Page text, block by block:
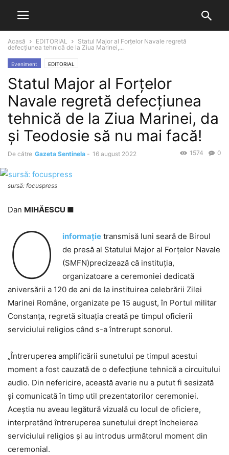
Acasă EDITORIAL
Statul Major al Forțelor Navale regretă
defecţiunea tehnică de la Ziua Marinei,...
Eveniment EDITORIAL
Statul Major al Forțelor
Navale regretă defecţiunea
tehnică de la Ziua Marinei, da
şi Teodosie să nu mai facă!
De către Gazeta Sentinela - 16 august 2022 0
1574
sursă: focuspress
Dan MIHĂESCU ■
O informaţietransmisă luni seară de Biroul
de presă al Statului Major al Forţelor Navale
(SMFN)precizează că instituţia,
organizatoare a ceremoniei dedicată
aniversării a 120 de ani de la instituirea celebrării Zilei
Marinei Române, organizate pe 15 august, în Portul militar
Constanța, regretă situația creată pe timpul oficierii
serviciului religios când s-a întrerupt sonorul.
„Întreruperea amplificării sunetului pe timpul acestui
moment a fost cauzată de o defecțiune tehnică a circuitului
audio. Din nefericire, această avarie nu a putut fi sesizată
și comunicată în timp util prezentatorilor ceremoniei.
Aceștia nu aveau legătură vizuală cu locul de oficiere,
interpretând întreruperea sunetului drept încheierea
serviciului religios și au introdus următorul moment din
ceremonial.